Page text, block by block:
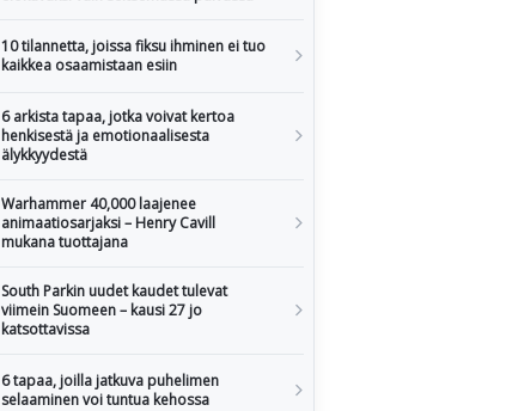
10 tilannetta, joissa fiksu ihminen ei tuo
kaikkea osaamistaan esiin
6 arkista tapaa, jotka voivat kertoa
henkisestä ja emotionaalisesta
älykkyydestä
Warhammer 40,000 laajenee
animaatiosarjaksi – Henry Cavill
mukana tuottajana
South Parkin uudet kaudet tulevat
viimein Suomeen – kausi 27 jo
katsottavissa
6 tapaa, joilla jatkuva puhelimen
selaaminen voi tuntua kehossa